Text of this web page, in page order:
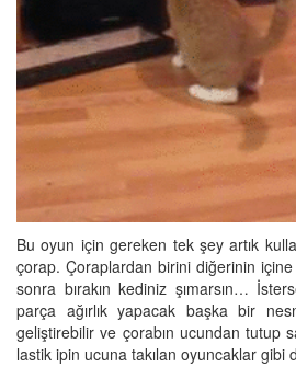
Bu oyun için gereken tek şey artık
çorap. Çoraplardan birini diğerinin
sonra bırakın kediniz şımarsın…
parça ağırlık yapacak başka bir
geliştirebilir ve çorabın ucundan tutup
lastik ipin ucuna takılan oyuncaklar gibi